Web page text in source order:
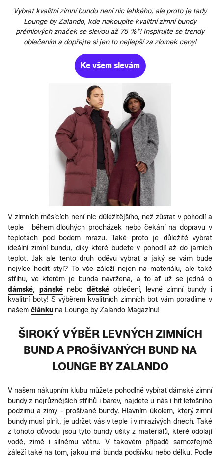
Vybrat kvalitní zimní bundu není nic lehkého, ale proto je tady
Lounge by Zalando, kde nakoupíte kvalitní zimní bundy
prémiových značek se slevou až 75 %*! Inspirujte se trendy
oblečením a dopřejte si jen to nejlepší za zlomek ceny!
Ke všem slevám
V zimních měsících není nic důležitějšího, než zůstat v pohodlí a
teple i během dlouhých procházek nebo čekání na dopravu v
teplotách pod bodem mrazu. Také proto je důležité vybrat
ideální zimní bundu, díky které budete v pohodlí až do jarních
teplot. Jak ale tento druh oděvu vybrat a jaký se vám bude
nejvíce hodit styl? To vše záleží nejen na materiálu, ale také
střihu, ve kterém je bunda navržena, a to ať už se jedná o
dámské, pánskénebo dětskéoblečení, levné zimní bundy i
kvalitní boty! S výběrem kvalitních zimních bot vám poradíme v
našem článku na Lounge by Zalando Magazínu!
ŠIROKÝ VÝBĚR LEVNÝCH ZIMNÍCH
BUND A PROŠÍVANÝCH BUND NA
LOUNGE BY ZALANDO
V našem nákupním klubu můžete pohodlně vybírat dámské zimní
bundy z nejrůznějších střihů i barev, najdete u nás i hit letošního
podzimu a zimy - prošívané bundy. Hlavním úkolem, který zimní
bundy musí plnit, je udržet vás v teple i v mrazivých dnech. Také
z tohoto důvodu jsou tyto bundy ušity z materiálů, které odolají
vodě, zimě i silnému větru. V takovém případě samozřejmě
záleží také na tom, jakou má bunda podšívku nebo délku. Podle